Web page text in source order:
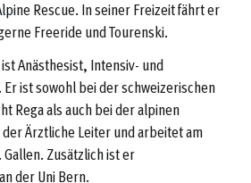
Rescue. In seiner Freizeit fährt er
Freeride und Tourenski.
ist Anästhesist, Intensiv- und
ist sowohl bei der schweizerischen
Rega als auch bei der alpinen
Ärztliche Leiter und arbeitet am
Zusätzlich ist er
der Uni Bern.